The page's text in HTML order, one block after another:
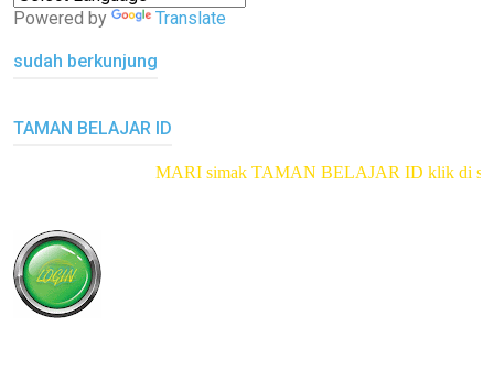
Powered by Translate
sudah berkunjung
TAMAN BELAJAR ID
MARI simak TAMAN BELAJAR IDklik di sini